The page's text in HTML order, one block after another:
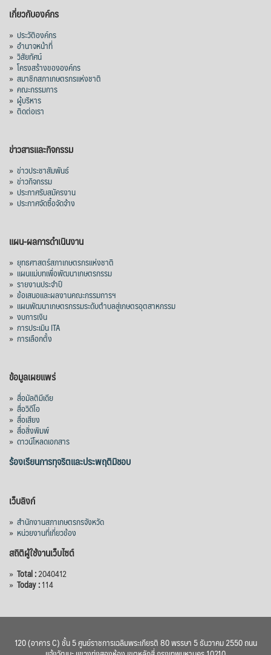
เกี่ยวกับองค์กร
» ประวัติองค์กร
» อำนาจหน้าที่
» วิสัยทัศน์
» โครงสร้างขององค์กร
» สมาชิกสภาเกษตรกรแห่งชาติ
» คณะกรรมการ
» ผู้บริหาร
» ติดต่อเรา
ข่าวสารและกิจกรรม
» ข่าวประชาสัมพันธ์
» ข่าวกิจกรรม
» ประกาศรับสมัครงาน
» ประกาศจัดซื้อจัดจ้าง
แผน-ผลการดำเนินงาน
» ยุทธศาสตร์สภาเกษตรกรแห่งชาติ
» แผนแม่บทเพื่อพัฒนาเกษตรกรรม
» รายงานประจำปี
» ข้อเสนอและผลงานคณะกรรมการฯ
» แผนพัฒนาเกษตรกรรมระดับตำบลสู่เกษตรอุตสาหกรรม
» งบการเงิน
» การประเมิน ITA
» การเลือกตั้ง
ข้อมูลเผยแพร่
» สื่อมัลติมีเดีย
» สื่อวิดีโอ
» สื่อเสียง
» สื่อสิ่งพิมพ์
» ดาวน์โหลดเอกสาร
ร้องเรียนการทุจริตและประพฤติมิชอบ
เว็บลิงก์
» สำนักงานสภาเกษตรกรจังหวัด
» หน่วยงานที่เกี่ยวข้อง
สถิติผู้ใช้งานเว็บไซต์
» Total :2040412
» Today :114
120 (อาคาร C) ชั้น 5 ศูนย์ราชการเฉลิมพระเกียรติ 80 พรรษา 5 ธันวาคม 2550 ถนน